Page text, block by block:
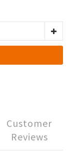
Customer
Reviews